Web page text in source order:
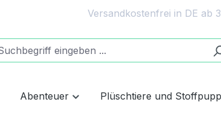
Versandkostenfrei in DE ab
Abenteuer Plüschtiere und